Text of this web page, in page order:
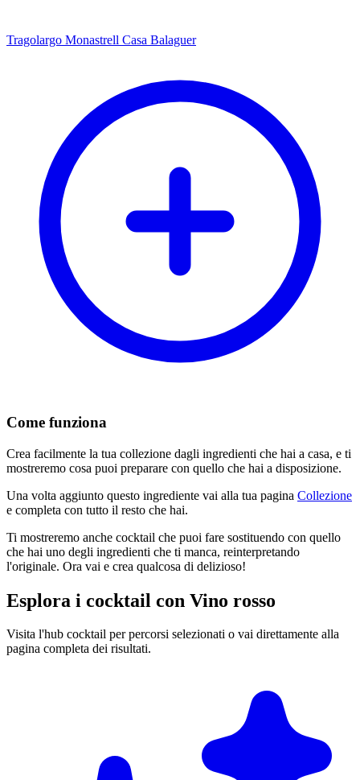
Tragolargo Monastrell Casa Balaguer
Come funziona
Crea facilmente la tua collezione dagli ingredienti che hai a casa, e ti
mostreremo cosa puoi preparare con quello che hai a disposizione.
Una volta aggiunto questo ingrediente vai alla tua pagina Collezione
e completa con tutto il resto che hai.
Ti mostreremo anche cocktail che puoi fare sostituendo con quello
che hai uno degli ingredienti che ti manca, reinterpretando
l'originale. Ora vai e crea qualcosa di delizioso!
Esplora i cocktail con Vino rosso
Visita l'hub cocktail per percorsi selezionati o vai direttamente alla
pagina completa dei risultati.